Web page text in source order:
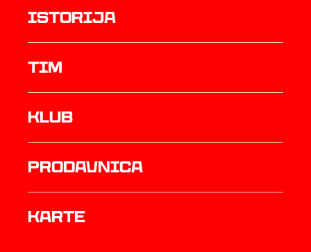
istorija
TIM
Klub
prodavnica
Karte